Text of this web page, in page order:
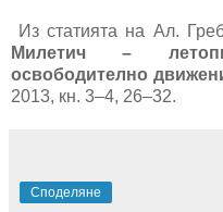
Из статията на Ал.
Милетич –
освободително
2013, кн. 3–4, 26–32.
Споделяне